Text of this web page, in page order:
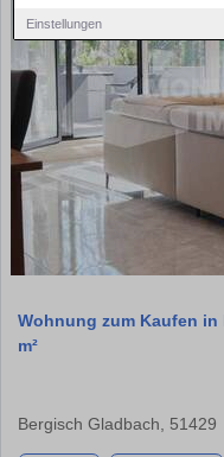
Einstellungen
Wohnung zum Kaufen in
m²
Bergisch Gladbach, 51429